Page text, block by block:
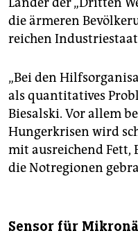
die ärmeren
reichen
„Bei den
als quantitatives
Biesalski. Vor allem
Hungerkrisen wird
mit ausreichend Fett,
die Notregionen
Sensor für